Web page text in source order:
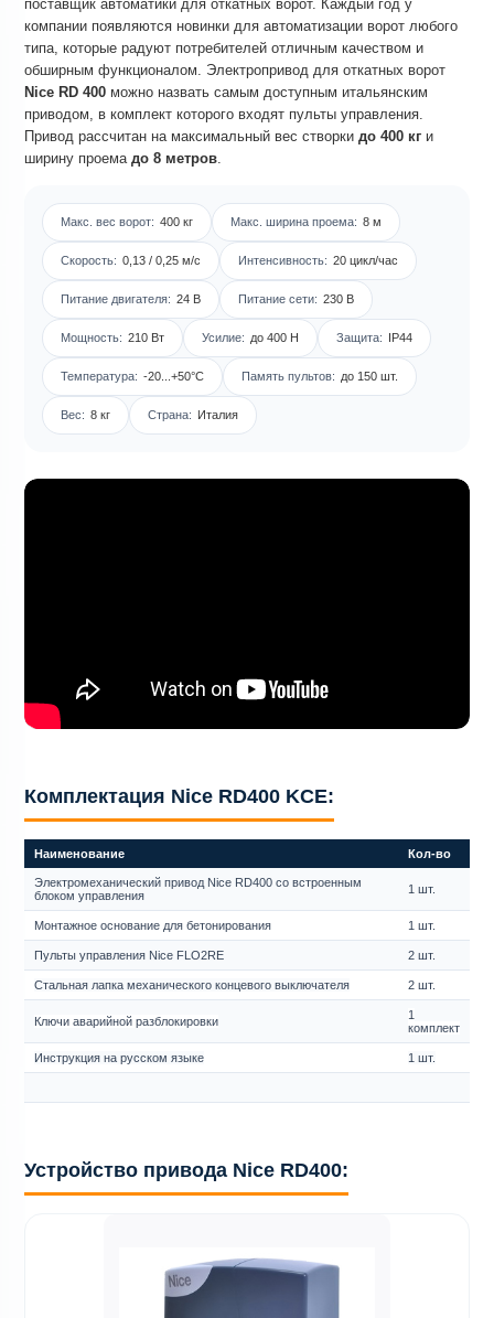
поставщик автоматики для откатных ворот. Каждый год у
компании появляются новинки для автоматизации ворот любого
типа, которые радуют потребителей отличным качеством и
обширным функционалом. Электропривод для откатных ворот
Nice RD 400 можно назвать самым доступным итальянским
приводом, в комплект которого входят пульты управления.
Привод рассчитан на максимальный вес створки до 400 кг и
ширину проема до 8 метров.
Макс. вес ворот: 400 кг Макс. ширина проема: 8 м
Скорость: 0,13 / 0,25 м/с Интенсивность: 20 цикл/час
Питание двигателя: 24 В Питание сети: 230 В
Мощность: 210 Вт Усилие: до 400 Н Защита: IP44
Температура: -20...+50°C Память пультов: до 150 шт.
Вес: 8 кг Страна: Италия
Комплектация Nice RD400 KCE:
Наименование Кол-во
Электромеханический привод Nice RD400 со встроенным
блоком управления
1 шт.
Монтажное основание для бетонирования 1 шт.
Пульты управления Nice FLO2RE 2 шт.
Стальная лапка механического концевого выключателя 2 шт.
Ключи аварийной разблокировки
1
комплект
Инструкция на русском языке 1 шт.
Устройство привода Nice RD400: